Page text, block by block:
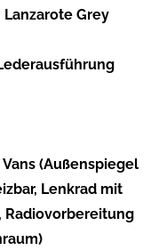
Grey
Vans (Außenspiegel
Lenkrad mit
Radiovorbereitung